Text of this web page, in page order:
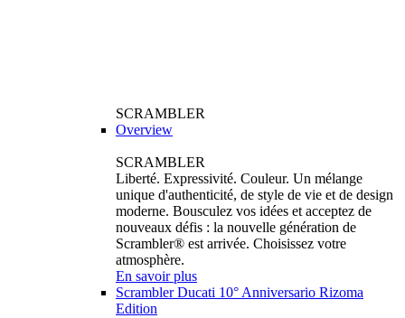
SCRAMBLER
Overview
SCRAMBLER
Liberté. Expressivité. Couleur. Un mélange
unique d'authenticité, de style de vie et de design
moderne. Bousculez vos idées et acceptez de
nouveaux défis : la nouvelle génération de
Scrambler® est arrivée. Choisissez votre
atmosphère.
En savoir plus
Scrambler Ducati 10° Anniversario Rizoma
Edition